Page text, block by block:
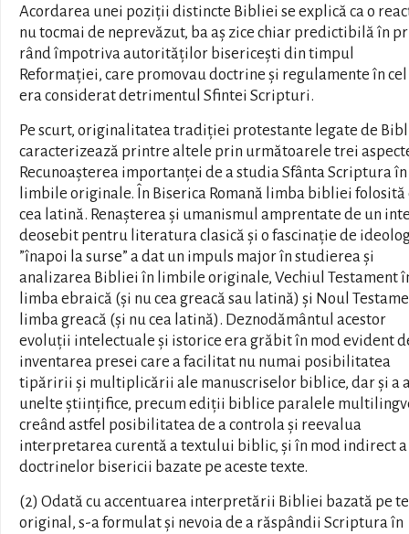
Acordarea unei poziții distincte Bibliei se explică ca o
nu tocmai de neprevăzut, ba aș zice chiar predictibilă în
rând împotriva autorităților bisericești din timpul
Reformației, care promovau doctrine și regulamente în cel
era considerat detrimentul Sfintei Scripturi.
Pe scurt, originalitatea tradiției protestante legate de
caracterizează printre altele prin următoarele trei
Recunoașterea importanței de a studia Sfânta Scriptura în
limbile originale. În Biserica Romană limba bibliei folosită
cea latină. Renașterea și umanismul amprentate de un
deosebit pentru literatura clasică și o fascinație de
”înapoi la surse” a dat un impuls major în studierea și
analizarea Bibliei în limbile originale, Vechiul Testament
limba ebraică (și nu cea greacă sau latină) și Noul
limba greacă (și nu cea latină). Deznodământul acestor
evoluții intelectuale și istorice era grăbit în mod evident
inventarea presei care a facilitat nu numai posibilitatea
tipăririi și multiplicării ale manuscriselor biblice, dar și a
unelte științifice, precum ediții biblice paralele
creând astfel posibilitatea de a controla și reevalua
interpretarea curentă a textului biblic, și în mod indirect a
doctrinelor bisericii bazate pe aceste texte.
(2) Odată cu accentuarea interpretării Bibliei bazată pe
original, s-a formulat și nevoia de a răspândii Scriptura în